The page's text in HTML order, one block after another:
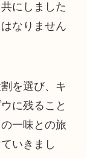
にしました
なりません
を選び、キ
に残ること
一味との旅
いきまし